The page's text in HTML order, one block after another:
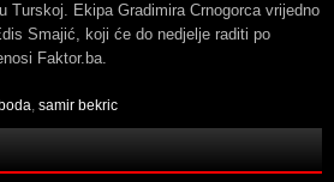
Turskoj. Ekipa Gradimira Crnogorca vrijedno
Smajić, koji će do nedjelje raditi po
Faktor.ba.
, samir bekric